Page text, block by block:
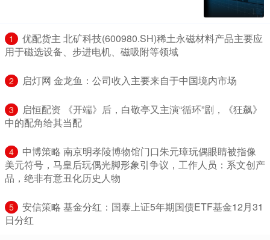
1
​优配货主 北矿科技(600980.SH)稀土永磁材料产品主要应
用于磁选设备、步进电机、磁吸附等领域
2 ​启灯网 金龙鱼：公司收入主要来自于中国境内市场
3
​启恒配资 《开端》后，白敬亭又主演“循环”剧，《狂飙》
中的配角给其当配
4
​中博策略 南京明孝陵博物馆门口朱元璋玩偶眼睛被指像
美元符号，马皇后玩偶光脚形象引争议，工作人员：系文创产
品，绝非有意丑化历史人物
5
​安信策略 基金分红：国泰上证5年期国债ETF基金12月31
日分红